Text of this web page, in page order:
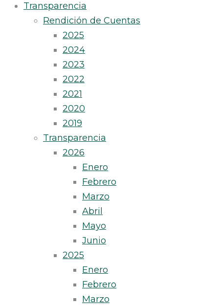
Transparencia
Rendición de Cuentas
2025
2024
2023
2022
2021
2020
2019
Transparencia
2026
Enero
Febrero
Marzo
Abril
Mayo
Junio
2025
Enero
Febrero
Marzo